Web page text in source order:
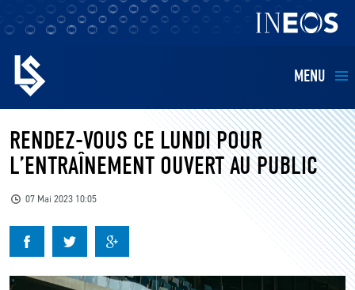
MENU
EQUIPES
BILLETTERIE
KIDS
RENDEZ-VOUS CE LUNDI POUR
L’ENTRAÎNEMENT OUVERT AU PUBLIC
07 Mai 2023 10:05